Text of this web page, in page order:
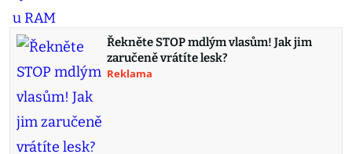
Řekněte STOP mdlým vlasům! Jak jim
zaručeně vrátíte lesk?
Reklama